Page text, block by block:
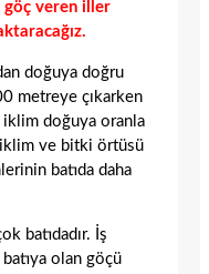
göç veren iller
doğuya doğru
metreye çıkarken
iklim doğuya oranla
iklim ve bitki örtüsü
batıda daha
batıdadır. İş
batıya olan göçü